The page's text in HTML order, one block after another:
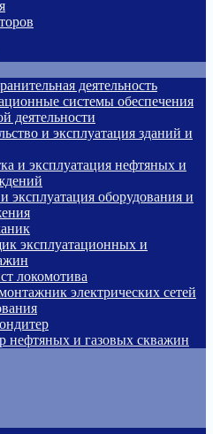
деятельность
системы обеспечения
деятельности
и эксплуатация зданий и
и эксплуатация нефтяных и
эксплуатация оборудования и
эксплуатационных и
локомотива
электрических сетей
нефтяных и газовых скважин